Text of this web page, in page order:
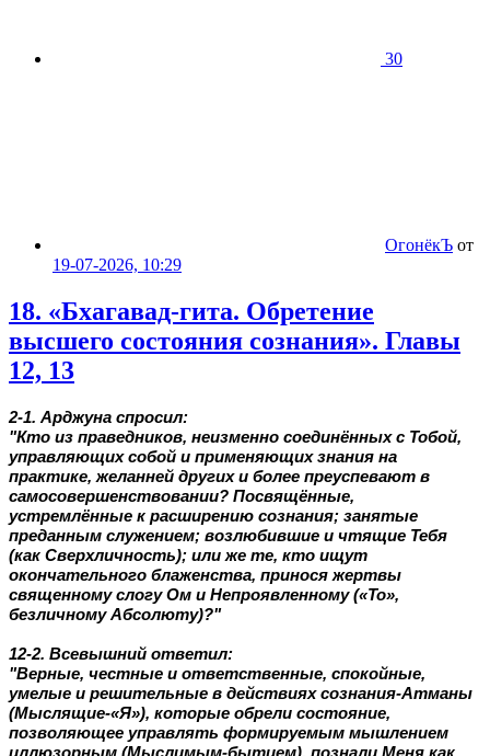
30
ОгонёкЪ от
19-07-2026, 10:29
18. «Бхагавад-гита. Обретение
высшего состояния сознания». Главы
12, 13
2-1. Арджуна спросил:
"Кто из праведников, неизменно соединённых с Тобой,
управляющих собой и применяющих знания на
практике, желанней других и более преуспевают в
самосовершенствовании? Посвящённые,
устремлённые к расширению сознания; занятые
преданным служением; возлюбившие и чтящие Тебя
(как Сверхличность); или же те, кто ищут
окончательного блаженства, принося жертвы
священному слогу Ом и Непроявленному («То»,
безличному Абсолюту)?"
12-2. Всевышний ответил:
"Верные, честные и ответственные, спокойные,
умелые и решительные в действиях сознания-Атманы
(Мыслящие-«Я»), которые обрели состояние,
позволяющее управлять формируемым мышлением
иллюзорным (Мыслимым-бытием), познали Меня как